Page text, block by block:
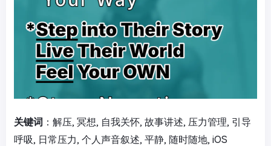
关键词 ：解压, 冥想, 自我关怀, 故事讲述, 压力管理, 引导
呼吸, 日常压力, 个人声音叙述, 平静, 随时随地, iOS